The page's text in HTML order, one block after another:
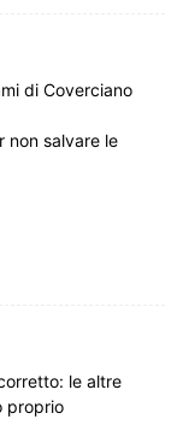
di Coverciano
non salvare le
le altre
proprio